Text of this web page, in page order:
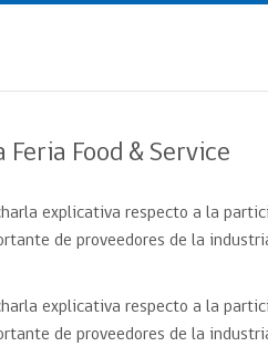
Tipo
Trato directo
Food & Service
explicativa respecto a la
de proveedores de la
explicativa respecto a la
de proveedores de la